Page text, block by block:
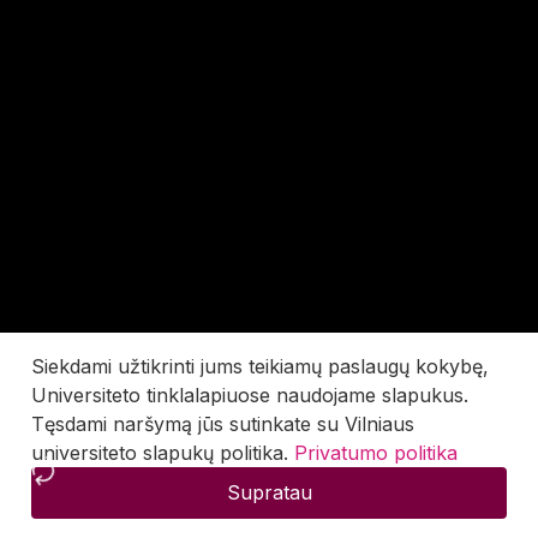
Siekdami užtikrinti jums teikiamų paslaugų kokybę,
Universiteto tinklalapiuose naudojame slapukus.
Tęsdami naršymą jūs sutinkate su Vilniaus
universiteto slapukų politika. Privatumo politika
Supratau